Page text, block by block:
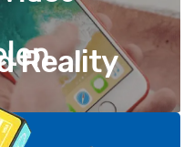
Reality